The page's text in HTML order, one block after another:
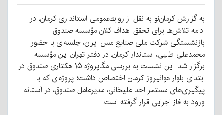
به گزارش کرمان‌نو به نقل از روابط‌عمومی استانداری کرمان، در
ادامه تلاش‌ها برای تحقق اهداف کلان مؤسسه صندوق
بازنشستگی شرکت ملی صنایع مس ایران، جلسه‌ای با حضور
محمدعلی طالبی، استاندار کرمان، در دفتر تهران این مؤسسه
برگزار شد. این نشست به بررسی مگاپروژه ۱۵ هکتاری صندوق در
ابتدای بلوار هوانیروز کرمان اختصاص داشت؛ پروژه‌ای که با
پیگیری‌های مستمر احد علیخانی، مدیرعامل صندوق، در آستانه
ورود به فاز اجرایی قرار گرفته است.